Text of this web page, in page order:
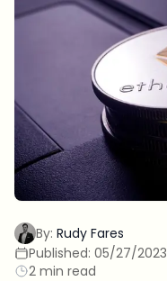
By: Rudy Fares
Published: 05/27/2023
2 min read